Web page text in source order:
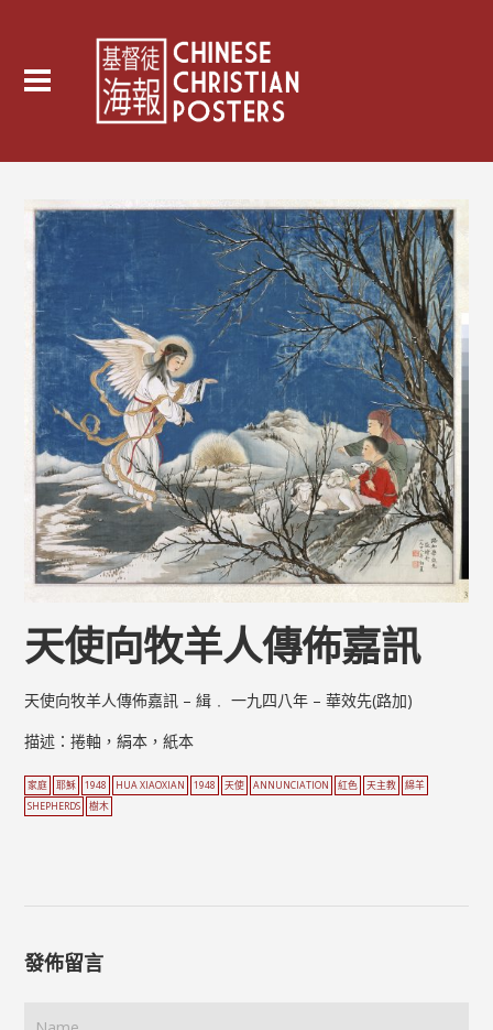
天使向牧羊人傳佈嘉訊
天使向牧羊人傳佈嘉訊 – 緝﹒ 一九四八年 – 華效先(路加)
描述：捲軸，絹本，紙本
家庭 耶穌 1948 HUA XIAOXIAN 1948 天使 ANNUNCIATION 紅色 天主教
綿羊
SHEPHERDS
樹木
發佈留言